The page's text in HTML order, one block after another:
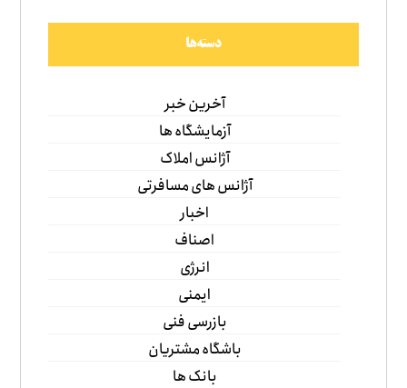
دسته‌ها
آخرین خبر
آزمایشگاه ها
آژانس املاک
آژانس های مسافرتی
اخبار
اصناف
انرژی
ایمنی
بازرسی فنی
باشگاه مشتریان
بانک ها